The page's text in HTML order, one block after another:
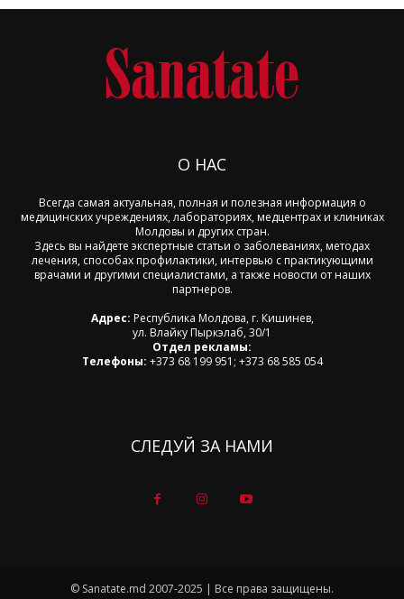
О НАС
Всегда самая актуальная, полная и полезная информация о
медицинских учреждениях, лабораториях, медцентрах и клиниках
Молдовы и других стран.
Здесь вы найдете экспертные статьи о заболеваниях, методах
лечения, способах профилактики, интервью с практикующими
врачами и другими специалистами, а также новости от наших
партнеров.
Адрес: Республика Молдова, г. Кишинев,
ул. Влайку Пыркэлаб, 30/1
Отдел рекламы:
Телефоны: +373 68 199 951; +373 68 585 054
СЛЕДУЙ ЗА НАМИ
© Sanatate.md 2007-2025 | Все права защищены.